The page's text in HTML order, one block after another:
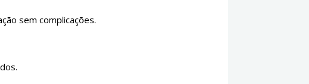
sem complicações.